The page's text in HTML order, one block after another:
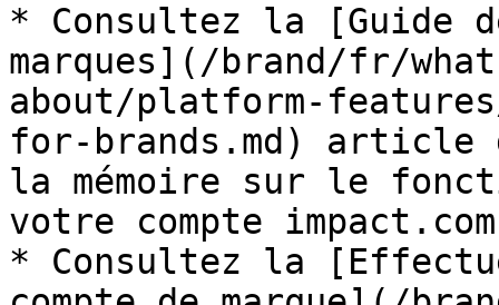
* Consultez la [Guide
marques](/brand/fr/
about/platform-
for-brands.md) article
la mémoire sur le
votre compte
* Consultez la